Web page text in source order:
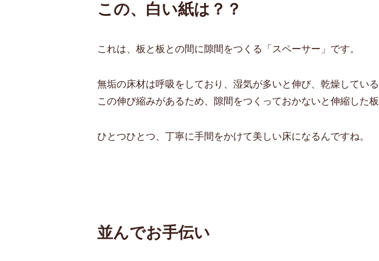
この、白い紙は？？
これは、板と板との間に隙間をつくる「スペーサー」です。
無垢の床材は呼吸をしており、湿気が多いと伸び、乾燥している
この伸び縮みがあるため、隙間をつくっておかないと伸縮した
ひとつひとつ、丁寧に手間をかけて美しい床になるんですね。
並んでお手伝い